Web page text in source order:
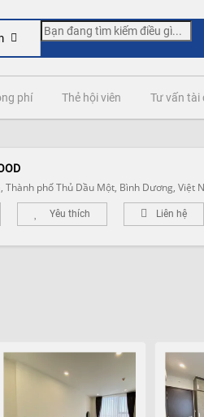
phí Thẻ hội viên Tư vấn tài
Thành phố Thủ Dầu Một, Bình Dương, Việt
Yêu thích Liên hệ